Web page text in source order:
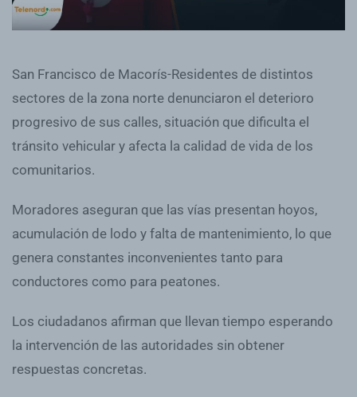
San Francisco de Macorís-Residentes de distintos
sectores de la zona norte denunciaron el deterioro
progresivo de sus calles, situación que dificulta el
tránsito vehicular y afecta la calidad de vida de los
comunitarios.
Moradores aseguran que las vías presentan hoyos,
acumulación de lodo y falta de mantenimiento, lo que
genera constantes inconvenientes tanto para
conductores como para peatones.
Los ciudadanos afirman que llevan tiempo esperando
la intervención de las autoridades sin obtener
respuestas concretas.